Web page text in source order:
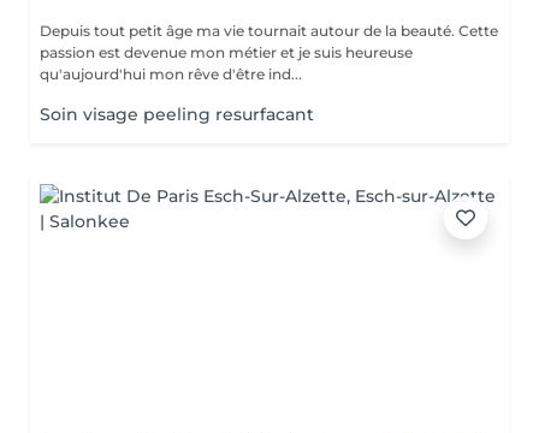
Depuis tout petit âge ma vie tournait autour de la beauté. Cette
passion est devenue mon métier et je suis heureuse
qu'aujourd'hui mon rêve d'être ind...
Soin visage peeling resurfacant